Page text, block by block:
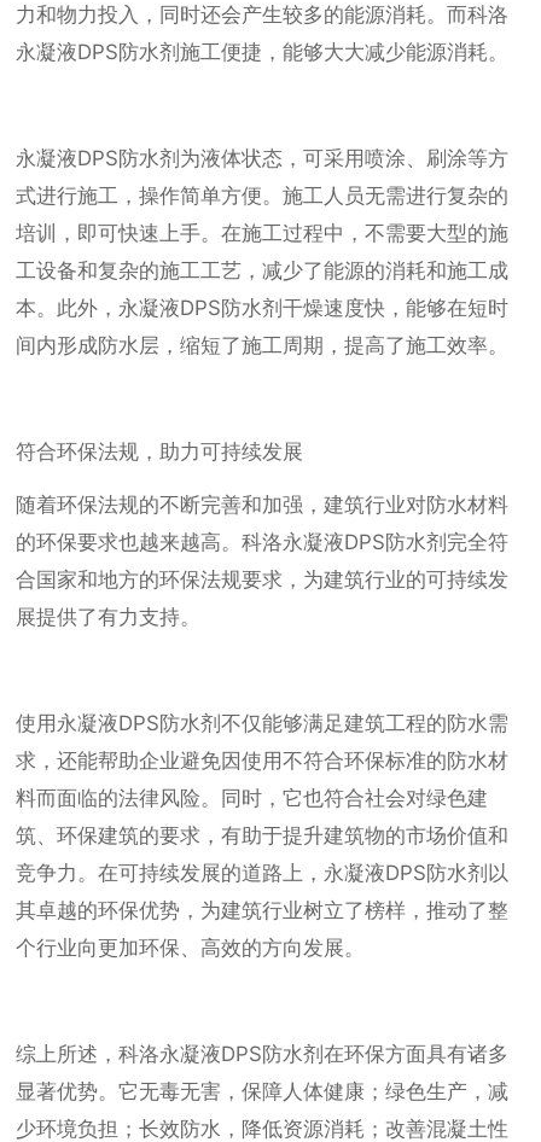
力和物力投入，同时还会产生较多的能源消耗。而科洛
永凝液DPS防水剂施工便捷，能够大大减少能源消耗。
永凝液DPS防水剂为液体状态，可采用喷涂、刷涂等方
式进行施工，操作简单方便。施工人员无需进行复杂的
培训，即可快速上手。在施工过程中，不需要大型的施
工设备和复杂的施工工艺，减少了能源的消耗和施工成
本。此外，永凝液DPS防水剂干燥速度快，能够在短时
间内形成防水层，缩短了施工周期，提高了施工效率。
符合环保法规，助力可持续发展
随着环保法规的不断完善和加强，建筑行业对防水材料
的环保要求也越来越高。科洛永凝液DPS防水剂完全符
合国家和地方的环保法规要求，为建筑行业的可持续发
展提供了有力支持。
使用永凝液DPS防水剂不仅能够满足建筑工程的防水需
求，还能帮助企业避免因使用不符合环保标准的防水材
料而面临的法律风险。同时，它也符合社会对绿色建
筑、环保建筑的要求，有助于提升建筑物的市场价值和
竞争力。在可持续发展的道路上，永凝液DPS防水剂以
其卓越的环保优势，为建筑行业树立了榜样，推动了整
个行业向更加环保、高效的方向发展。
综上所述，科洛永凝液DPS防水剂在环保方面具有诸多
显著优势。它无毒无害，保障人体健康；绿色生产，减
少环境负担；长效防水，降低资源消耗；改善混凝土性